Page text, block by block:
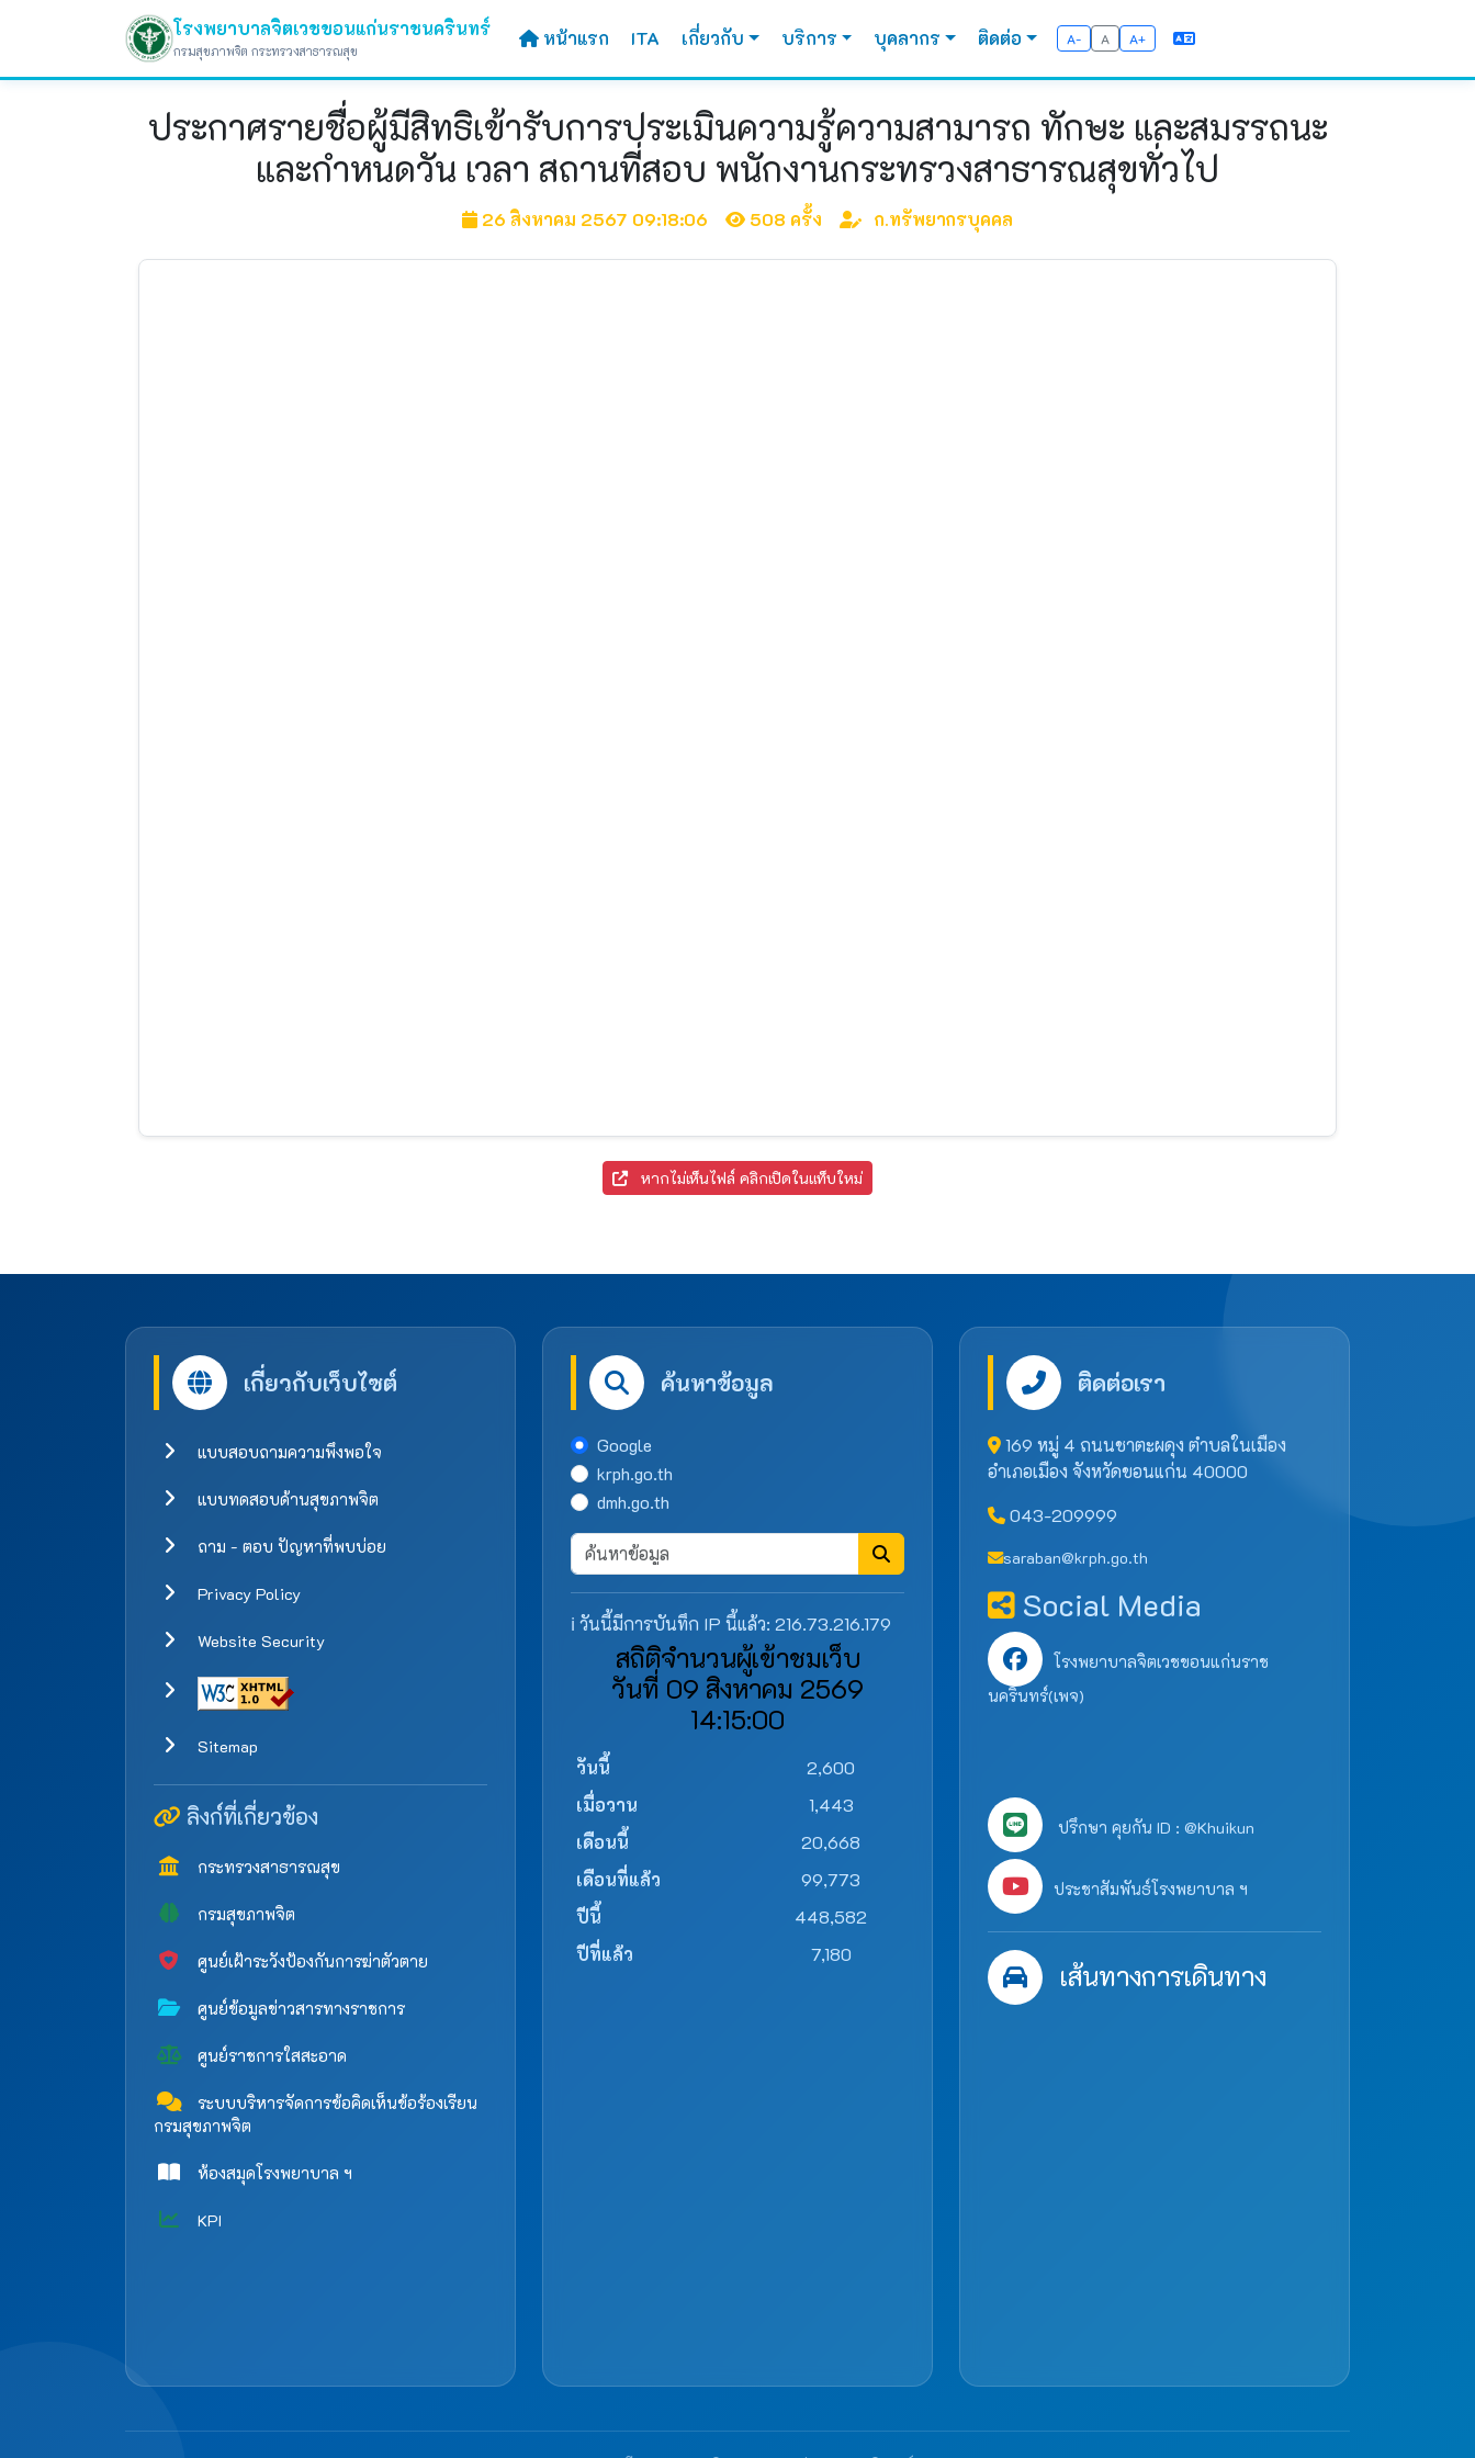
โรงพยาบาลจิตเวชขอนแก่นราชนครินทร์
กรมสุขภาพจิต กระทรวงสาธารณสุข
หน้าแรก ITA เกี่ยวกับ บริการ บุคลากร ติดต่อ A- A A+
ประกาศรายชื่อผู้มีสิทธิเข้ารับการประเมินความรู้ความสามารถ ทักษะ และสมรรถนะ
และกำหนดวัน เวลา สถานที่สอบ พนักงานกระทรวงสาธารณสุขทั่วไป
26 สิงหาคม 2567 09:18:06 508 ครั้ง ก.ทรัพยากรบุคคล
หากไม่เห็นไฟล์ คลิกเปิดในแท็บใหม่
เกี่ยวกับเว็บไซต์
แบบสอบถามความพึงพอใจ
แบบทดสอบด้านสุขภาพจิต
ถาม - ตอบ ปัญหาที่พบบ่อย
Privacy Policy
Website Security
Sitemap
ลิงก์ที่เกี่ยวข้อง
กระทรวงสาธารณสุข
กรมสุขภาพจิต
ศูนย์เฝ้าระวังป้องกันการฆ่าตัวตาย
ศูนย์ข้อมูลข่าวสารทางราชการ
ศูนย์ราชการใสสะอาด
ระบบบริหารจัดการข้อคิดเห็นข้อร้องเรียน
กรมสุขภาพจิต
ห้องสมุดโรงพยาบาล ฯ
KPI
ค้นหาข้อมูล
Google
krph.go.th
dmh.go.th
ℹ️ วันนี้มีการบันทึก IP นี้แล้ว: 216.73.216.179
สถิติจำนวนผู้เข้าชมเว็บ
วันที่ 09 สิงหาคม 2569
14:15:00
วันนี้
2,600
เมื่อวาน
1,443
เดือนนี้
20,668
เดือนที่แล้ว
99,773
ปีนี้
448,582
ปีที่แล้ว
7,180
ติดต่อเรา
169 หมู่ 4 ถนนชาตะผดุง ตำบลในเมือง
อำเภอเมือง จังหวัดขอนแก่น 40000
043-209999
saraban@krph.go.th
Social Media
โรงพยาบาลจิตเวชขอนแก่นราช
นครินทร์(เพจ)
ปรึกษา คุยกัน ID : @Khuikun
ประชาสัมพันธ์โรงพยาบาล ฯ
เส้นทางการเดินทาง